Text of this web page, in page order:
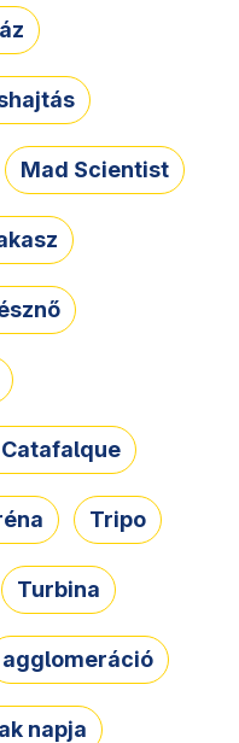
Mad Scientist
Tripo
Turbina
agglomeráció
napja